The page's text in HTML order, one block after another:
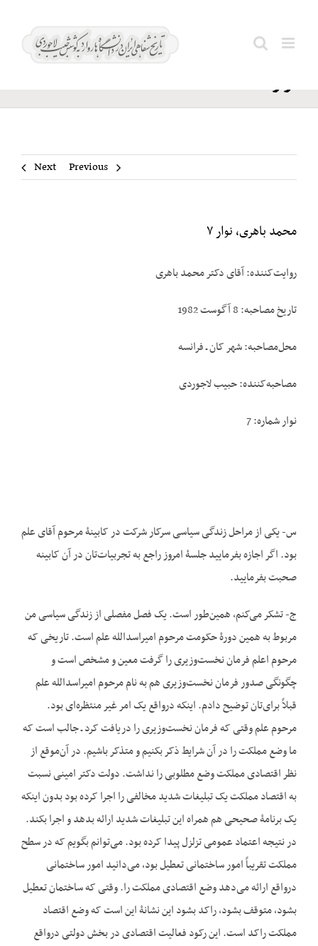
باهری،
نوار ۷
Previous
Next
محمد باهری، نوار ۷
روایت‌کننده: آقای دکتر محمد باهری
تاریخ مصاحبه: 8 آگوست 1982
محل‌مصاحبه: شهر کان ـ فرانسه
مصاحبه‌کننده: حبیب لاجوردی
نوار شماره: 7
س- یکی از مراحل زندگی سیاسی سرکار شرکت در کابینۀ مرحوم آقای علم
بود. اگر اجازه بفرمایید جلسۀ امروز راجع به تجربیات‌تان در آن کابینه
صحبت بفرمایید.
ج- تشکر می‌کنم، همین‌طور است. یک فصل مفصلی از زندگی سیاسی من
مربوط به همین دورۀ حکومت مرحوم امیراسدالله علم است. تاریخی که
مرحوم اعلم فرمان نخست‌وزیری را گرفت معین و مشخص است و
چگونگی صدور فرمان نخست‌وزیری هم به نام مرحوم امیراسدالله علم
قبلاً برای‌تان توضیح دادم. این‏که درواقع یک امر غیر منتظره‌ای بود.
مرحوم علم وقتی که فرمان نخست‌وزیری را دریافت کرد ـ جالب است که
ما وضع مملکت را در آن شرایط ذکر بکنیم و متذکر باشیم. در آن‌موقع از
نظر اقتصادی مملکت وضع مطلوبی را نداشت. دولت دکتر امینی نسبت
به اقتصاد مملکت یک تبلیغات شدید مخالفی را اجرا کرده بود بدون این‏که
یک برنامۀ صحیحی هم همراه این تبلیغات شدید ارائه بدهد و اجرا بکند.
در نتیجه اعتماد عمومی تزلزل پیدا کرده بود. می‌توانم بگویم که در سطح
مملکت تقریباً امور ساختمانی تعطیل بود، می‌دانید امور ساختمانی
درواقع ارائه می‌دهد وضع اقتصادی مملکت را. وقتی که ساختمان تعطیل
بشود، متوقف بشود، راکد بشود این نشانۀ این است که وضع اقتصاد
مملکت راکد است. این رکود فعالیت اقتصادی در بخش دولتی درواقع